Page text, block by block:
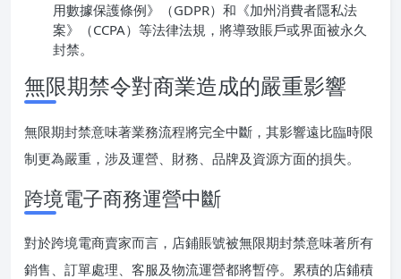
用數據保護條例》（GDPR）和《加州消費者隱私法
案》（CCPA）等法律法規，將導致賬戶或界面被永久
封禁。
無限期禁令對商業造成的嚴重影響
無限期封禁意味著業務流程將完全中斷，其影響遠比臨時限
制更為嚴重，涉及運營、財務、品牌及資源方面的損失。
跨境電子商務運營中斷
對於跨境電商賣家而言，店鋪賬號被無限期封禁意味著所有
銷售、訂單處理、客服及物流運營都將暫停。累積的店鋪積